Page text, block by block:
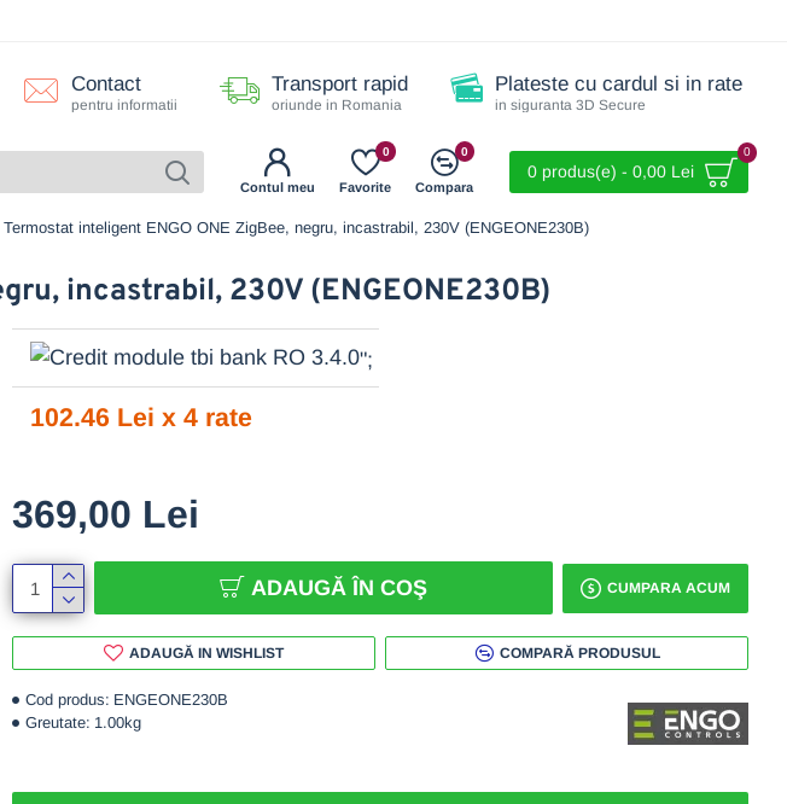
Contact
pentru informatii
Transport rapid
oriunde in Romania
Plateste cu cardul si in rate
in siguranta 3D Secure
Contul meu Favorite
0
Compara
0
0 produs(e) - 0,00 Lei
0
Termostat inteligent ENGO ONE ZigBee, negru, incastrabil, 230V (ENGEONE230B)
incastrabil, 230V (ENGEONE230B)
Cod produs: ENGEONE230B
Greutate: 1.00kg
369,00 Lei
ADAUGĂ ÎN COŞ CUMPARA ACUM
ADAUGĂ IN WISHLIST COMPARĂ PRODUSUL
";
102.46 Lei x 4 rate